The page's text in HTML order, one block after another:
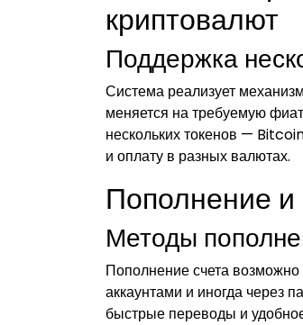
криптовалют
Поддержка
Система реализует
меняется на требуемую
нескольких токенов —
и оплату в разных валютах.
Пополнение и
Методы
Пополнение счета
аккаунтами и иногда через
быстрые переводы и